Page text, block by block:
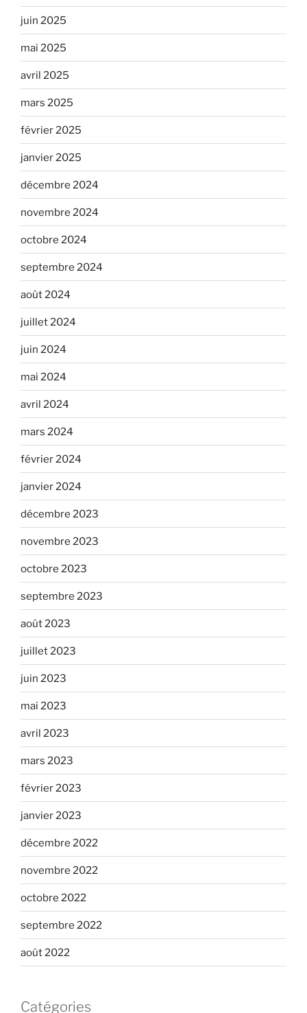
juin 2025
mai 2025
avril 2025
mars 2025
février 2025
janvier 2025
décembre 2024
novembre 2024
octobre 2024
septembre 2024
août 2024
juillet 2024
juin 2024
mai 2024
avril 2024
mars 2024
février 2024
janvier 2024
décembre 2023
novembre 2023
octobre 2023
septembre 2023
août 2023
juillet 2023
juin 2023
mai 2023
avril 2023
mars 2023
février 2023
janvier 2023
décembre 2022
novembre 2022
octobre 2022
septembre 2022
août 2022
Catégories